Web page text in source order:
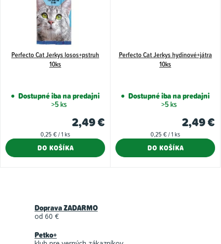
Perfecto Cat Jerkys losos+pstruh
10ks
Dostupné iba na predajni
>5 ks
2,49 €
Jednotková
0,25 € / 1 ks
DO KOŠÍKA
Perfecto Cat Jerkys hydinové+játra
10ks
Dostupné iba na predajni
>5 ks
2,49 €
Jednotková
0,25 € / 1 ks
DO KOŠÍKA
d
Doprava ZADARMO
od 60 €
Petko+